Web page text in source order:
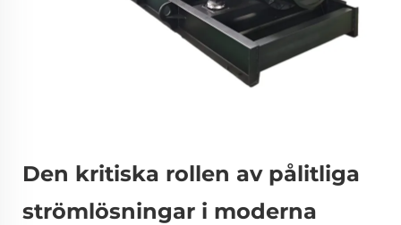
Den kritiska rollen av pålitliga
strömlösningar i moderna